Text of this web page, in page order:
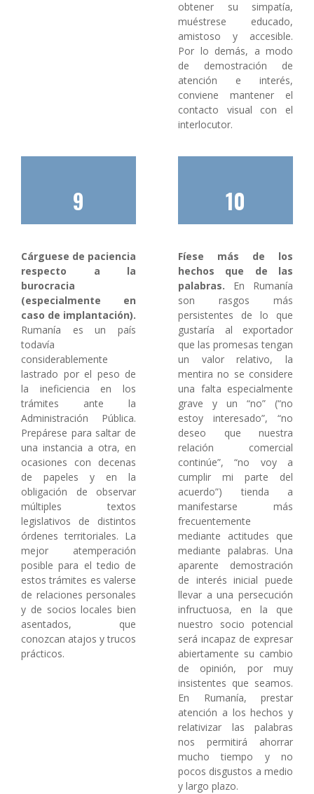
obtener su simpatía,
muéstrese educado,
amistoso y accesible.
Por lo demás, a modo
de demostración de
atención e interés,
conviene mantener el
contacto visual con el
interlocutor.
9
Cárguese de paciencia
respecto a la
burocracia
(especialmente en
caso de implantación).
Rumanía es un país
todavía
considerablemente
lastrado por el peso de
la ineficiencia en los
trámites ante la
Administración Pública.
Prepárese para saltar de
una instancia a otra, en
ocasiones con decenas
de papeles y en la
obligación de observar
múltiples textos
legislativos de distintos
órdenes territoriales. La
mejor atemperación
posible para el tedio de
estos trámites es valerse
de relaciones personales
y de socios locales bien
asentados, que
conozcan atajos y trucos
prácticos.
10
Fíese más de los
hechos que de las
palabras. En Rumanía
son rasgos más
persistentes de lo que
gustaría al exportador
que las promesas tengan
un valor relativo, la
mentira no se considere
una falta especialmente
grave y un “no” (“no
estoy interesado”, “no
deseo que nuestra
relación comercial
continúe”, “no voy a
cumplir mi parte del
acuerdo”) tienda a
manifestarse más
frecuentemente
mediante actitudes que
mediante palabras. Una
aparente demostración
de interés inicial puede
llevar a una persecución
infructuosa, en la que
nuestro socio potencial
será incapaz de expresar
abiertamente su cambio
de opinión, por muy
insistentes que seamos.
En Rumanía, prestar
atención a los hechos y
relativizar las palabras
nos permitirá ahorrar
mucho tiempo y no
pocos disgustos a medio
y largo plazo.